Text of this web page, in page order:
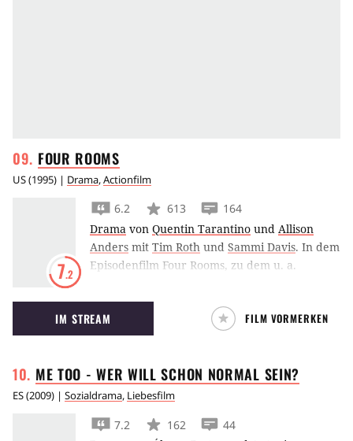
FOUR ROOMS
US(1995) | Drama,Actionfilm
7.2
6.2 613
164
Drama von Quentin Tarantino und Allison
Anders mit Tim Roth und Sammi Davis. In dem
Episodenfilm Four Rooms, zu dem u. a.
jeweils ein Segment beigesteuert haben, muss
Tim Roth als gestresster Hotelpage seinen
Mann stehen.
IM STREAM FILM VORMERKEN
ME TOO - WER WILL SCHON NORMAL SEIN?
ES(2009) | Sozialdrama, Liebesfilm
7.2 162
44